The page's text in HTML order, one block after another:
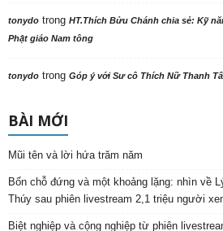
tonydo trong HT.Thích Bửu Chánh chia sẻ: Kỹ
Phật giáo Nam tông
tonydo trong Góp ý với Sư cô Thích Nữ Thanh
BÀI MỚI
Mũi tên và lời hứa trăm năm
Bốn chỗ đứng và một khoảng lặng: nhìn về
Thúy sau phiên livestream 2,1 triệu người
Biệt nghiệp và cộng nghiệp từ phiên